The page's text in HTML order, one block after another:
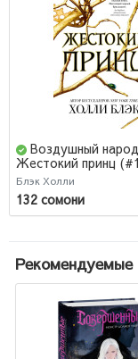
Воздушный
Жестокий принц
Блэк Холли
132 сомони
Рекомендуемые